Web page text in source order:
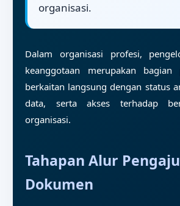
organisasi.
Dalam organisasi profesi,
keanggotaan merupakan bagian
berkaitan langsung dengan status
data, serta akses terhadap
organisasi.
Tahapan Alur
Dokumen